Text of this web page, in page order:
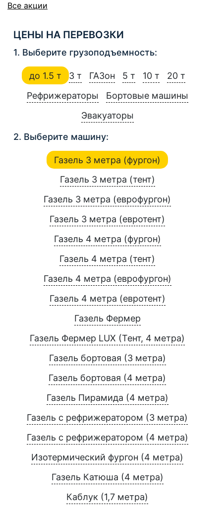
Все акции
ЦЕНЫ НА ПЕРЕВОЗКИ
1. Выберите грузоподъемность:
до 1.5 т 3 т ГАЗон 5 т 10 т
20 т
Рефрижераторы
Бортовые машины
Эвакуаторы
2. Выберите машину:
Газель 3 метра (фургон)
Газель 3 метра (тент)
Газель 3 метра (еврофургон)
Газель 3 метра (евротент)
Газель 4 метра (фургон)
Газель 4 метра (тент)
Газель 4 метра (еврофургон)
Газель 4 метра (евротент)
Газель Фермер
Газель Фермер LUX (Тент, 4 метра)
Газель бортовая (3 метра)
Газель бортовая (4 метра)
Газель Пирамида (4 метра)
Газель с рефрижератором (3 метра)
Газель с рефрижератором (4 метра)
Изотермический фургон (4 метра)
Газель Катюша (4 метра)
Каблук (1,7 метра)